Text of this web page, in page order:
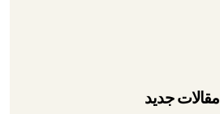
مقالات جدید